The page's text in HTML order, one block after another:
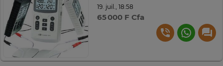
19. juil., 18:58
65 000 F Cfa